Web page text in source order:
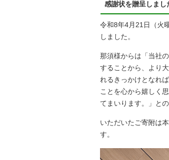
感謝状を贈呈しまし
令和8年4月21日（火
しました。
那須様からは「当社
することから、より
れるきっかけとなれ
ことを心から嬉しく
てまいります。」と
いただいたご寄附は
す。